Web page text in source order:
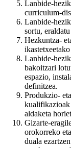
Lanbide-
curriculum-
Lanbide-
sortu,
Hezkuntza-
Lanbide-
bakoitzari
espazio,
definitzea.
Produkzio-
kualifikazioak
aldaketa
Gizarte-
orokorreko
duala